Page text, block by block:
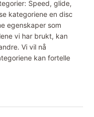
Speed, glide,
kategoriene en disc
egenskaper som
vi har brukt, kan
Vi vil nå
kan fortelle